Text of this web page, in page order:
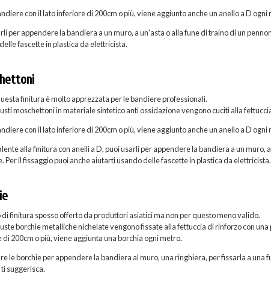
con il lato inferiore di 200cm o più, viene aggiunto anche un anello a D ogni
per appendere la bandiera a un muro, a un'asta o alla fune di traino di un
fascette in plastica da elettricista.
finitura è molto apprezzata per le bandiere professionali.
moschettoni in materiale sintetico anti ossidazione vengono cuciti alla
con il lato inferiore di 200cm o più, viene aggiunto anche un anello a D ogni
alla finitura con anelli a D, puoi usarli per appendere la bandiera a un muro,
Per il fissaggio puoi anche aiutarti usando delle fascette in plastica da elettricista.
di finitura spesso offerto da produttori asiatici ma non per questo meno valido.
borchie metalliche nichelate vengono fissate alla fettuccia di rinforzo con una
200cm o più, viene aggiunta una borchia ogni metro.
le borchie per appendere la bandiera al muro, una ringhiera, per fissarla a una
suggerisca.